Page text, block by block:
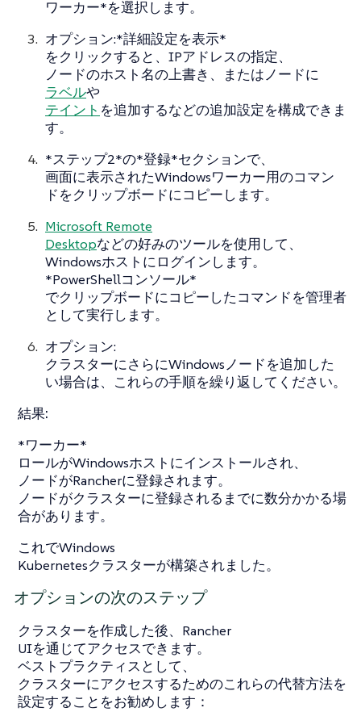
ワーカー*を選択します。
オプション:*詳細設定を表示*
をクリックすると、IPアドレスの指定、
ノードのホスト名の上書き、またはノードに
ラベルや
テイント を追加するなどの追加設定を構成できま
す。
*ステップ2*の*登録*セクションで、
画面に表示されたWindowsワーカー用のコマン
ドをクリップボードにコピーします。
Microsoft Remote
Desktopなどの好みのツールを使用して、
Windowsホストにログインします。
*PowerShellコンソール*
でクリップボードにコピーしたコマンドを管理者
として実行します。
オプション:
クラスターにさらにWindowsノードを追加した
い場合は、これらの手順を繰り返してください。
結果:
*ワーカー*
ロールがWindowsホストにインストールされ、
ノードがRancherに登録されます。
ノードがクラスターに登録されるまでに数分かかる場
合があります。
これでWindows
Kubernetesクラスターが構築されました。
オプションの次のステップ
クラスターを作成した後、Rancher
UIを通じてアクセスできます。
ベストプラクティスとして、
クラスターにアクセスするためのこれらの代替方法を
設定することをお勧めします：